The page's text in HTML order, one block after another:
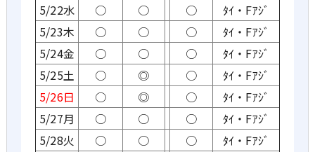
5/22水
○ ○ ○
ﾀｲ・Fｱｼﾞ
5/23木
○ ○ ○
ﾀｲ・Fｱｼﾞ
5/24金
○ ○ ○
ﾀｲ・Fｱｼﾞ
5/25土
○ ◎ ○
ﾀｲ・Fｱｼﾞ
5/26日
○ ◎ ○
ﾀｲ・Fｱｼﾞ
5/27月
○ ○ ○
ﾀｲ・Fｱｼﾞ
5/28火
○ ○ ○
ﾀｲ・Fｱｼﾞ